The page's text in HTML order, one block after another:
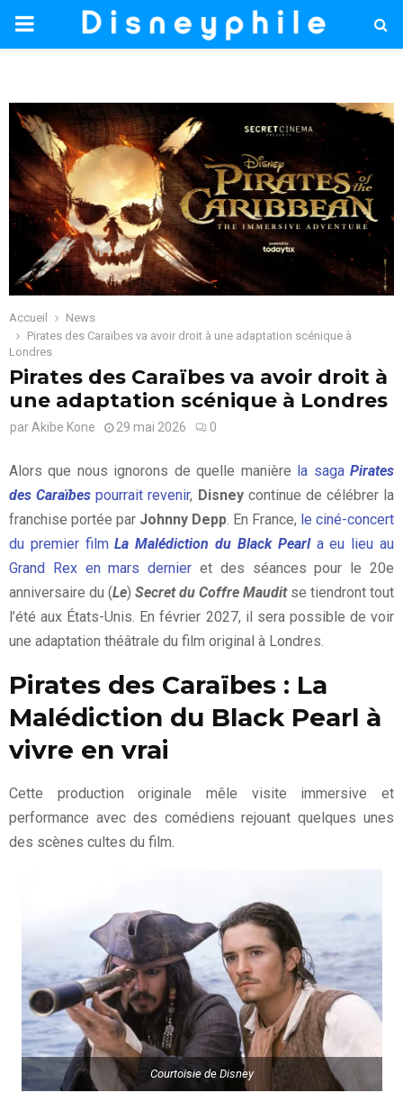
PRIMARY
Accueil
News
Pirates des Caraïbes va avoir droit à une adaptation scénique à
Londres
Pirates des Caraïbes va avoir droit à
une adaptation scénique à Londres
par Akibe Kone 29 mai 2026 0
Alors que nous ignorons de quelle manière la sagaPirates
des Caraïbes pourrait revenir, Disneycontinue de célébrer la
franchise portée par Johnny Depp . En France, le ciné-concert
du premier filmLa Malédiction du Black Pearla eu lieu au
Grand Rex en mars dernier et des séances pour le 20e
anniversaire du (Le) Secret du Coffre Mauditse tiendront tout
l’été aux États-Unis. En février 2027, il sera possible de voir
une adaptation théâtrale du film original à Londres.
Pirates des Caraïbes : La
Malédiction du Black Pearl à
vivre en vrai
Cette production originale mêle visite immersive et
performance avec des comédiens rejouant quelques unes
des scènes cultes du film.
Courtoisie de Disney